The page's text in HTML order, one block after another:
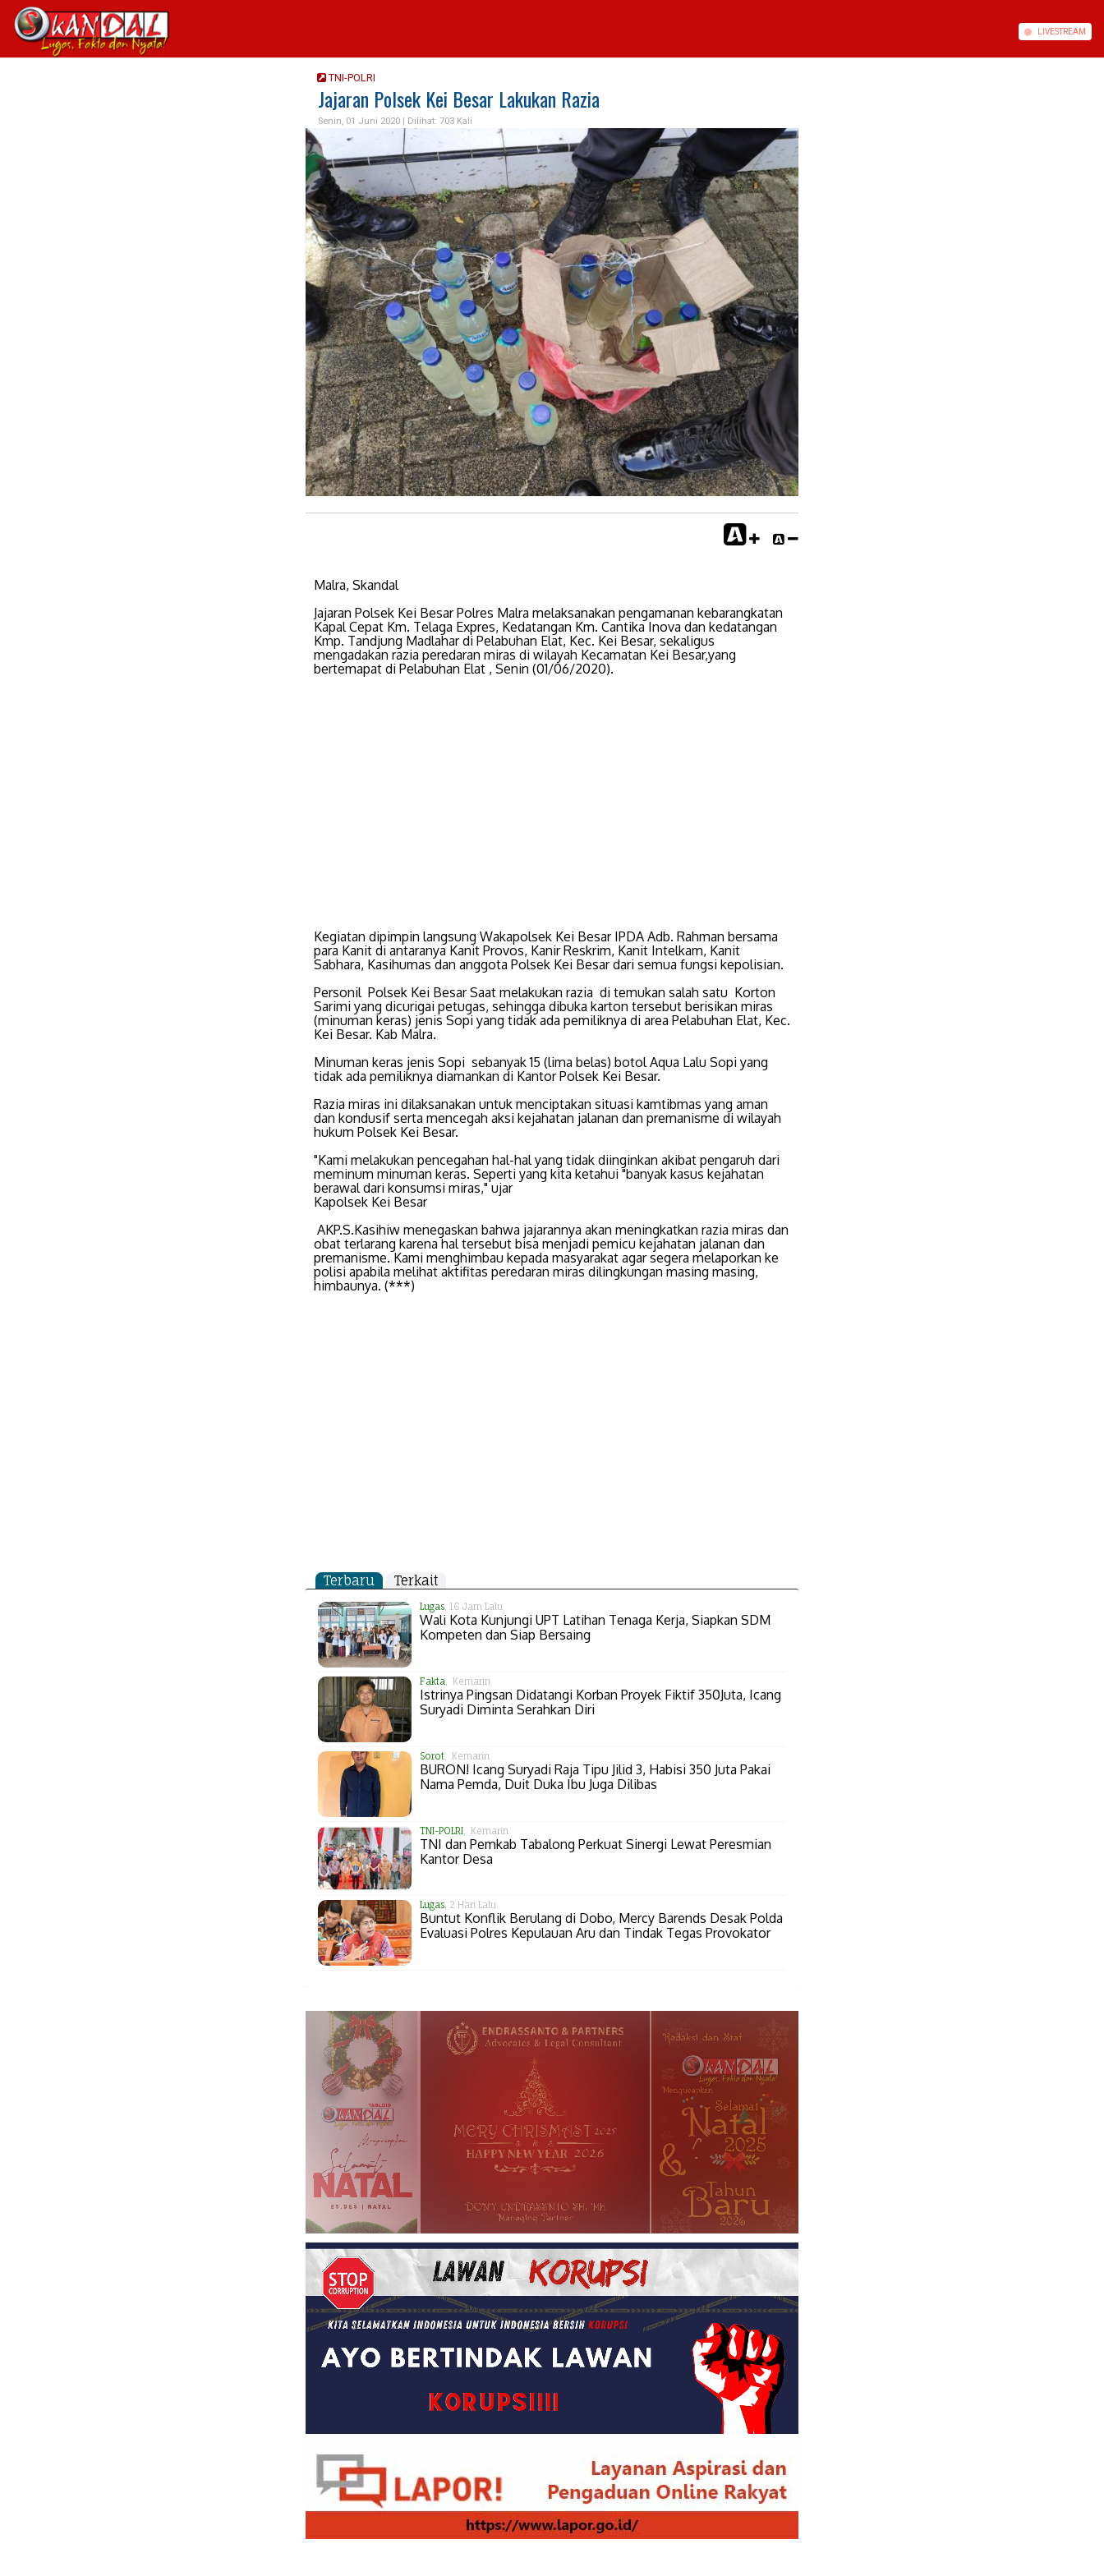
LIVESTREAM
TNI-POLRI
Jajaran Polsek Kei Besar Lakukan Razia
Senin, 01 Juni 2020 | Dilihat: 703 Kali
Malra, Skandal
Jajaran Polsek Kei Besar Polres Malra melaksanakan pengamanan kebarangkatan
Kapal Cepat Km. Telaga Expres, Kedatangan Km. Cantika Inova dan kedatangan
Kmp. Tandjung Madlahar di Pelabuhan Elat, Kec. Kei Besar, sekaligus
mengadakan razia peredaran miras di wilayah Kecamatan Kei Besar,yang
bertemapat di Pelabuhan Elat , Senin (01/06/2020).
Kegiatan dipimpin langsung Wakapolsek Kei Besar IPDA Adb. Rahman bersama
para Kanit di antaranya Kanit Provos, Kanir Reskrim, Kanit Intelkam, Kanit
Sabhara, Kasihumas dan anggota Polsek Kei Besar dari semua fungsi kepolisian.
Personil Polsek Kei Besar Saat melakukan razia di temukan salah satu Korton
Sarimi yang dicurigai petugas, sehingga dibuka karton tersebut berisikan miras
(minuman keras) jenis Sopi yang tidak ada pemiliknya di area Pelabuhan Elat, Kec.
Kei Besar. Kab Malra.
Minuman keras jenis Sopi sebanyak 15 (lima belas) botol Aqua Lalu Sopi yang
tidak ada pemiliknya diamankan di Kantor Polsek Kei Besar.
Razia miras ini dilaksanakan untuk menciptakan situasi kamtibmas yang aman
dan kondusif serta mencegah aksi kejahatan jalanan dan premanisme di wilayah
hukum Polsek Kei Besar.
"Kami melakukan pencegahan hal-hal yang tidak diinginkan akibat pengaruh dari
meminum minuman keras. Seperti yang kita ketahui "banyak kasus kejahatan
berawal dari konsumsi miras," ujar
Kapolsek Kei Besar
AKP.S.Kasihiw menegaskan bahwa jajarannya akan meningkatkan razia miras dan
obat terlarang karena hal tersebut bisa menjadi pemicu kejahatan jalanan dan
premanisme. Kami menghimbau kepada masyarakat agar segera melaporkan ke
polisi apabila melihat aktifitas peredaran miras dilingkungan masing masing,
himbaunya. (***)
Terbaru Terkait
Lugas, 16 Jam Lalu
Wali Kota Kunjungi UPT Latihan Tenaga Kerja, Siapkan SDM
Kompeten dan Siap Bersaing
Fakta, Kemarin
Istrinya Pingsan Didatangi Korban Proyek Fiktif 350Juta, Icang
Suryadi Diminta Serahkan Diri
Sorot, Kemarin
BURON! Icang Suryadi Raja Tipu Jilid 3, Habisi 350 Juta Pakai
Nama Pemda, Duit Duka Ibu Juga Dilibas
TNI-POLRI , Kemarin
TNI dan Pemkab Tabalong Perkuat Sinergi Lewat Peresmian
Kantor Desa
Lugas, 2 Hari Lalu
Buntut Konflik Berulang di Dobo, Mercy Barends Desak Polda
Evaluasi Polres Kepulauan Aru dan Tindak Tegas Provokator